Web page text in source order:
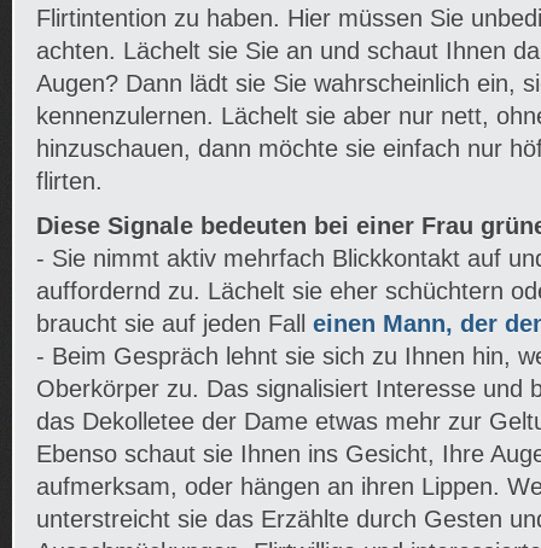
Flirtintention zu haben. Hier müssen Sie
achten. Lächelt sie Sie an und schaut Ihnen
Augen? Dann lädt sie Sie wahrscheinlich ein,
kennenzulernen. Lächelt sie aber nur nett,
hinzuschauen, dann möchte sie einfach nur
flirten.
Diese Signale bedeuten bei einer Frau
- Sie nimmt aktiv mehrfach Blickkontakt auf
auffordernd zu. Lächelt sie eher schüchtern
braucht sie auf jeden Fall einen Mann, der
- Beim Gespräch lehnt sie sich zu Ihnen hin,
Oberkörper zu. Das signalisiert Interesse und
das Dekolletee der Dame etwas mehr zur
Ebenso schaut sie Ihnen ins Gesicht, Ihre
aufmerksam, oder hängen an ihren Lippen.
unterstreicht sie das Erzählte durch Gesten